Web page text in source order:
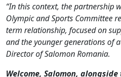
“In this context, the partnership
Olympic and Sports Committee
term relationship, focused on
and the younger generations of
Director of Salomon Romania.
Welcome, Salomon,